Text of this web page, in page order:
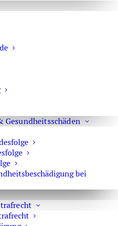
bei
um die Uhr an uns
65 43 669
Anordnung der